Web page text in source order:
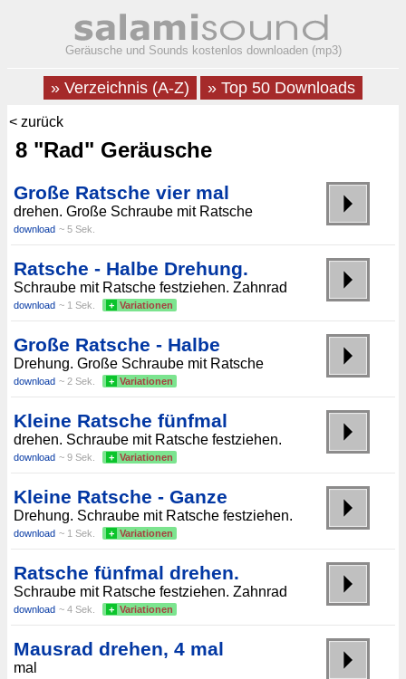
Geräusche und Sounds kostenlos downloaden (mp3)
» Verzeichnis (A-Z) » Top 50 Downloads
< zurück
8 "Rad" Geräusche
Große Ratsche vier mal
drehen. Große Schraube mit Ratsche
download ~ 5 Sek.
Ratsche - Halbe Drehung.
Schraube mit Ratsche festziehen. Zahnrad
download ~ 1 Sek. + Variationen
Große Ratsche - Halbe
Drehung. Große Schraube mit Ratsche
download ~ 2 Sek. + Variationen
Kleine Ratsche fünfmal
drehen. Schraube mit Ratsche festziehen.
download ~ 9 Sek. + Variationen
Kleine Ratsche - Ganze
Drehung. Schraube mit Ratsche festziehen.
download ~ 1 Sek. + Variationen
Ratsche fünfmal drehen.
Schraube mit Ratsche festziehen. Zahnrad
download ~ 4 Sek. + Variationen
Mausrad drehen, 4 mal
mal